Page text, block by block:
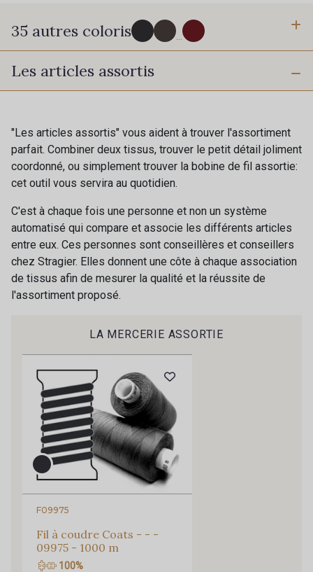
35 autres coloris ...
805 - Noir
8001 - Gris clair 8000 - Gris mouette
9000 - Ivoire 5023 - Greige
5064 - Camel 5076 - Terre
3034 - Forêt
9300 - Vert Saule
2025 - Bleu Indigo clair
9250 - Bleu Marina
Les articles assortis
"Les articles assortis" vous aident à trouver l'assortiment
parfait. Combiner deux tissus, trouver le petit détail joliment
coordonné, ou simplement trouver la bobine de fil assortie:
cet outil vous servira au quotidien.
C'est à chaque fois une personne et non un système
automatisé qui compare et associe les différents articles
entre eux. Ces personnes sont conseillères et conseillers
chez Stragier. Elles donnent une côte à chaque association
de tissus afin de mesurer la qualité et la réussite de
l'assortiment proposé.
LA MERCERIE ASSORTIE
F09975
Fil à coudre Coats - - -
09975 - 1000 m
100%
Cadeau : 10% offerts sur votre
commande !
Pour vous, couture rime avec détente ?
Vous aimez les beaux tissus ?
Recevez chaque semaine un clin d’œil rempli de
nouveautés, d’inspirations et de promotions.
Je m'abonne à la newsletter